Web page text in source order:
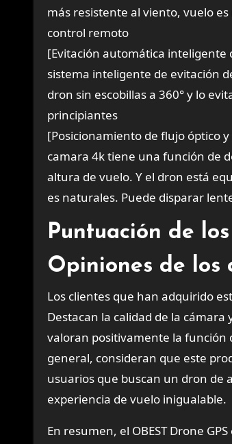
más resistente al viento, vuelo
control remoto
[Evitación automática inteligente
sistema inteligente de evitación
dron sin escobillas a 360° y lo
principiantes
[Posicionamiento de flujo óptico
camara 4k tiene una función de
altura de vuelo. Y el dron está
es naturales. Puede disparar
Puntuación de
Opiniones de los
Los clientes que han adquirido
Destacan la calidad de la
valoran positivamente la función
general, consideran que este
usuarios que buscan un dron de
experiencia de vuelo inigualable.
En resumen, el OBEST Drone